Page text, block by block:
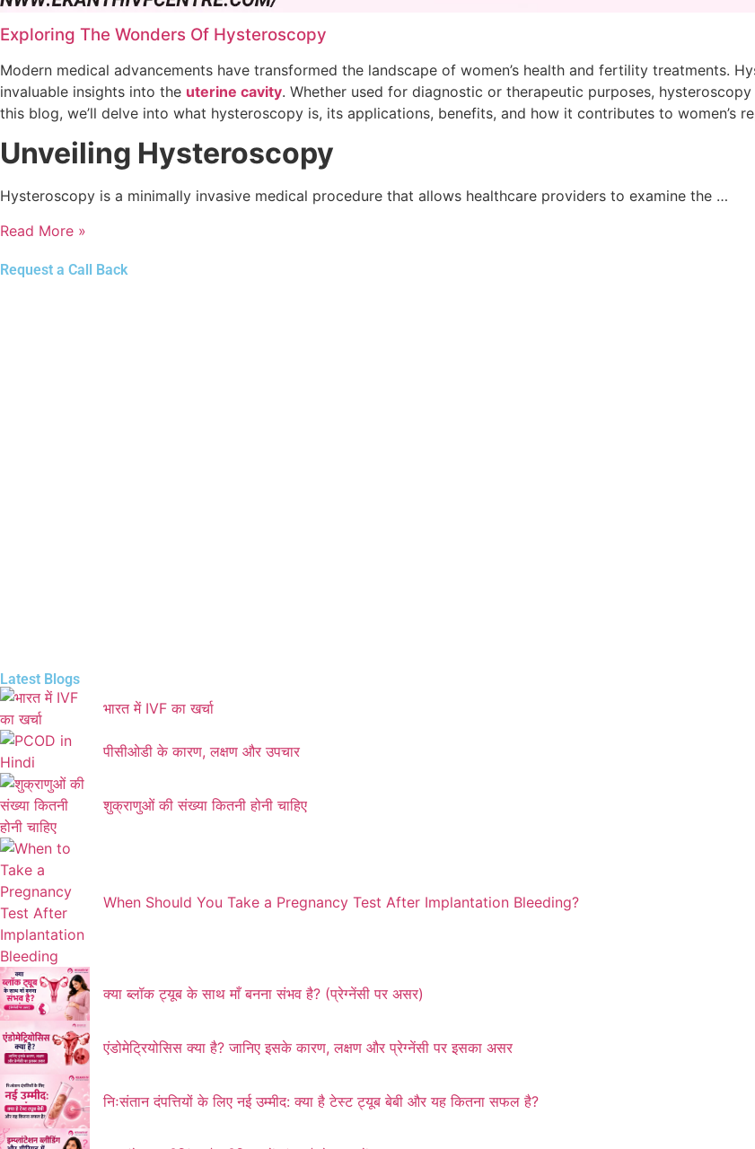
Exploring The Wonders Of Hysteroscopy
Modern medical advancements have transformed the landscape of women’s health and fertility treatments.
invaluable insights into the uterine cavity. Whether used for diagnostic or therapeutic purposes,
this blog, we’ll delve into what hysteroscopy is, its applications, benefits, and how it contributes to women’s
Unveiling Hysteroscopy
Hysteroscopy is a minimally invasive medical procedure that allows healthcare providers to examine the …
Read More »
Request a Call Back
Latest Blogs
भारत में IVF का खर्चा
पीसीओडी के कारण, लक्षण और उपचार
शुक्राणुओं की संख्या कितनी होनी चाहिए
When Should You Take a Pregnancy Test After Implantation Bleeding?
क्या ब्लॉक ट्यूब के साथ माँ बनना संभव है? (प्रेग्नेंसी पर असर)
एंडोमेट्रियोसिस क्या है? जानिए इसके कारण, लक्षण और प्रेग्नेंसी पर इसका असर
निःसंतान दंपत्तियों के लिए नई उम्मीद: क्या है टेस्ट ट्यूब बेबी और यह कितना सफल है?